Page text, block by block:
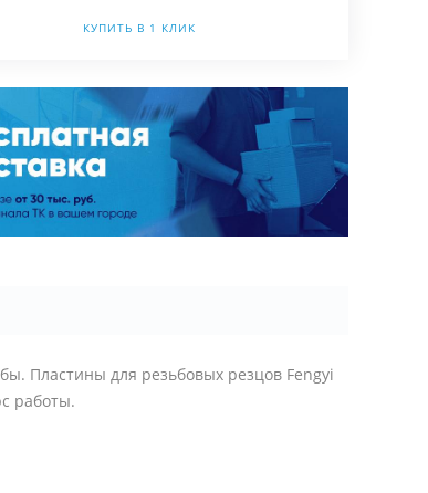
КУПИТЬ В 1 КЛИК
Пластины для резьбовых резцов Fengyi
работы.